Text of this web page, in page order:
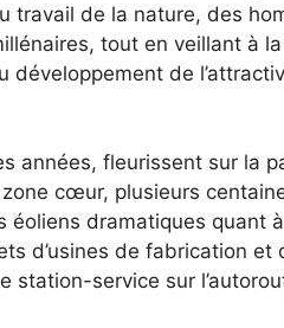
travail de la nature, des
tout en veillant à
développement de
années, fleurissent sur la
cœur, plusieurs
dramatiques quant
d’usines de fabrication et
station-service sur